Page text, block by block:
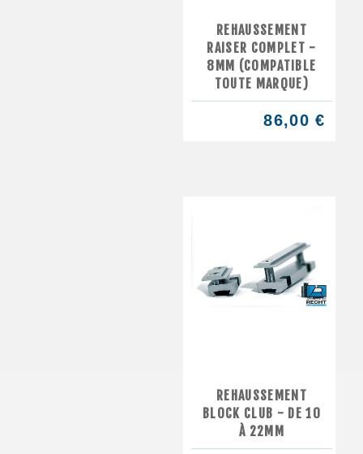
REHAUSSEMENT
RAISER COMPLET -
8MM (COMPATIBLE
TOUTE MARQUE)
86,00 €
REHAUSSEMENT
BLOCK CLUB - DE 10
À 22MM